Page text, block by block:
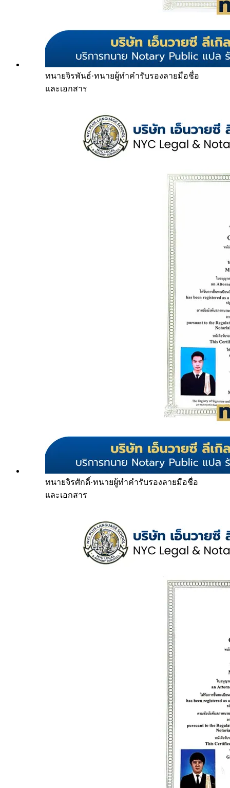
ทนายจิรพันธ์·ทนายผู้ทำคำรับรองลายมือชื่อ
และเอกสาร
ทนายจิรศักดิ์·ทนายผู้ทำคำรับรองลายมือชื่อ
และเอกสาร